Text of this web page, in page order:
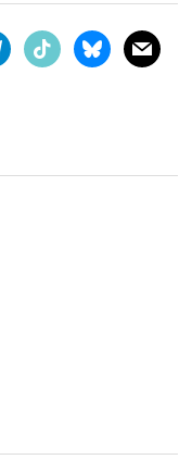
tiktok blueskymail